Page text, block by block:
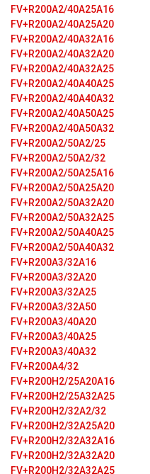
FV+R200A2/40A25A16
FV+R200A2/40A25A20
FV+R200A2/40A32A16
FV+R200A2/40A32A20
FV+R200A2/40A32A25
FV+R200A2/40A40A25
FV+R200A2/40A40A32
FV+R200A2/40A50A25
FV+R200A2/40A50A32
FV+R200A2/50A2/25
FV+R200A2/50A2/32
FV+R200A2/50A25A16
FV+R200A2/50A25A20
FV+R200A2/50A32A20
FV+R200A2/50A32A25
FV+R200A2/50A40A25
FV+R200A2/50A40A32
FV+R200A3/32A16
FV+R200A3/32A20
FV+R200A3/32A25
FV+R200A3/32A50
FV+R200A3/40A20
FV+R200A3/40A25
FV+R200A3/40A32
FV+R200A4/32
FV+R200H2/25A20A16
FV+R200H2/25A32A25
FV+R200H2/32A2/32
FV+R200H2/32A25A20
FV+R200H2/32A32A16
FV+R200H2/32A32A20
FV+R200H2/32A32A25